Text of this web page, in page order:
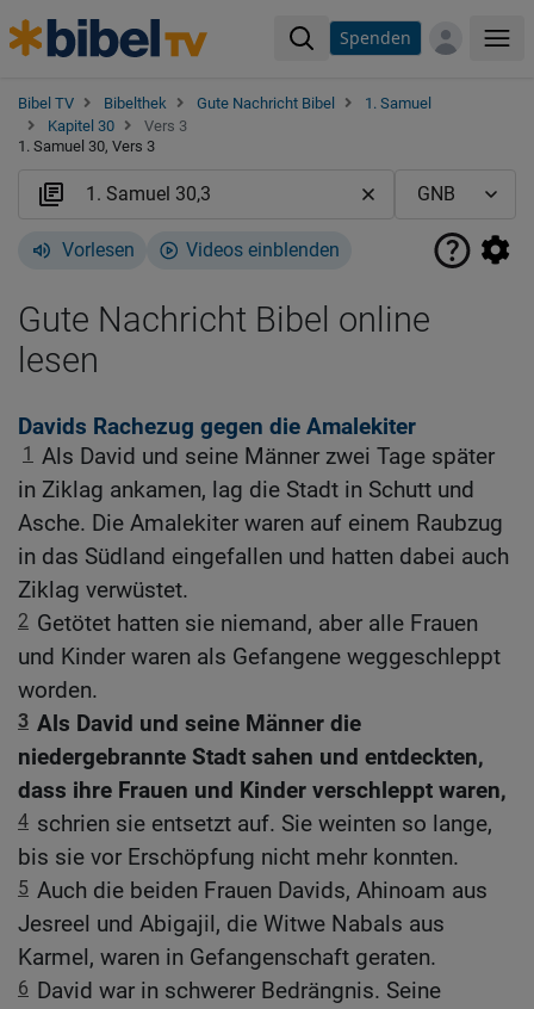
Spenden
Bibel TV Bibelthek Gute Nachricht Bibel
1. Samuel
Kapitel 30
Vers 3
1. Samuel 30, Vers 3
Vorlesen Videos einblenden
Gute Nachricht Bibel online
lesen
Davids Rachezug gegen die Amalekiter
1 Als David und seine Männer zwei Tage später
in Ziklag ankamen, lag die Stadt in Schutt und
Asche. Die Amalekiter waren auf einem Raubzug
in das Südland eingefallen und hatten dabei auch
Ziklag verwüstet.
2 Getötet hatten sie niemand, aber alle Frauen
und Kinder waren als Gefangene weggeschleppt
worden.
3 Als David und seine Männer die
niedergebrannte Stadt sahen und entdeckten,
dass ihre Frauen und Kinder verschleppt waren,
4 schrien sie entsetzt auf. Sie weinten so lange,
bis sie vor Erschöpfung nicht mehr konnten.
5 Auch die beiden Frauen Davids, Ahinoam aus
Jesreel und Abigajil, die Witwe Nabals aus
Karmel, waren in Gefangenschaft geraten.
6 David war in schwerer Bedrängnis. Seine